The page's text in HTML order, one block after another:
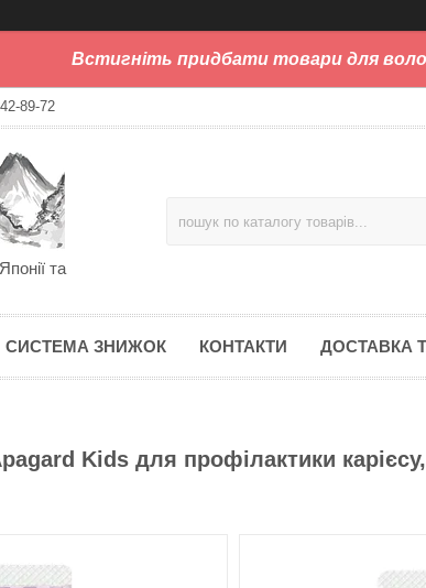
Встигніть придбати товари для
89-72
та
СИСТЕМА ЗНИЖОК КОНТАКТИ ДОСТАВКА
Kids для профілактики